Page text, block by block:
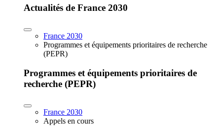
Actualités de France 2030
France 2030
Programmes et équipements prioritaires de recherche
(PEPR)
Programmes et équipements prioritaires de
recherche (PEPR)
France 2030
Appels en cours